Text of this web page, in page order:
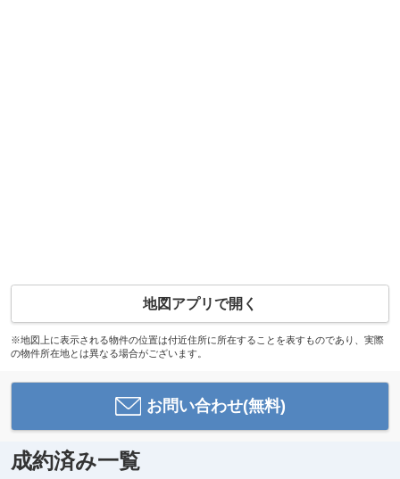
地図アプリで開く
※地図上に表示される物件の位置は付近住所に所在することを表すものであり、実際
の物件所在地とは異なる場合がございます。
お問い合わせ(無料)
成約済み一覧